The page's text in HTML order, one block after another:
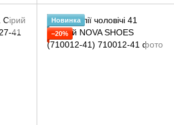
Новинка
−20%